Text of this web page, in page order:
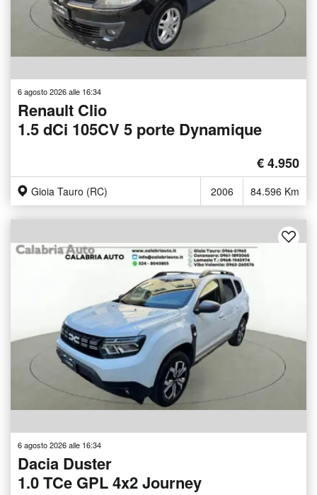
6 agosto 2026 alle 16:34
Renault Clio
1.5 dCi 105CV 5 porte Dynamique
€ 4.950
Gioia Tauro (RC) 2006 84.596 Km
6 agosto 2026 alle 16:34
Dacia Duster
1.0 TCe GPL 4x2 Journey